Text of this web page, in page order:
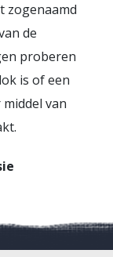
zogenaamd
de
proberen
is of een
van